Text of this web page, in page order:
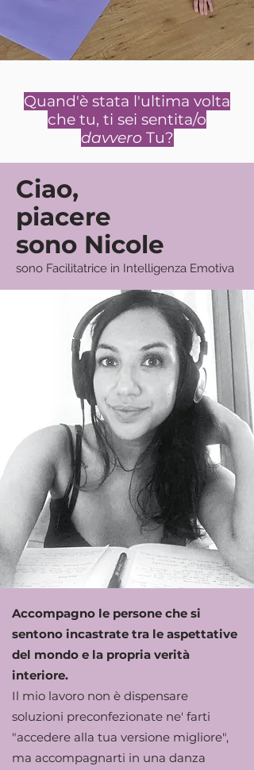
Quand'è stata l'ultima volta
che tu, ti sei sentita/o
davvero Tu?
Ciao,
piacere
sono Nicole
sono Facilitatrice in Intelligenza Emotiva
Accompagno le persone che si
sentono incastrate tra le aspettative
del mondo e la propria verità
interiore.
Il mio lavoro non è dispensare
soluzioni preconfezionate ne' farti
"accedere alla tua versione migliore",
ma accompagnarti in una danza